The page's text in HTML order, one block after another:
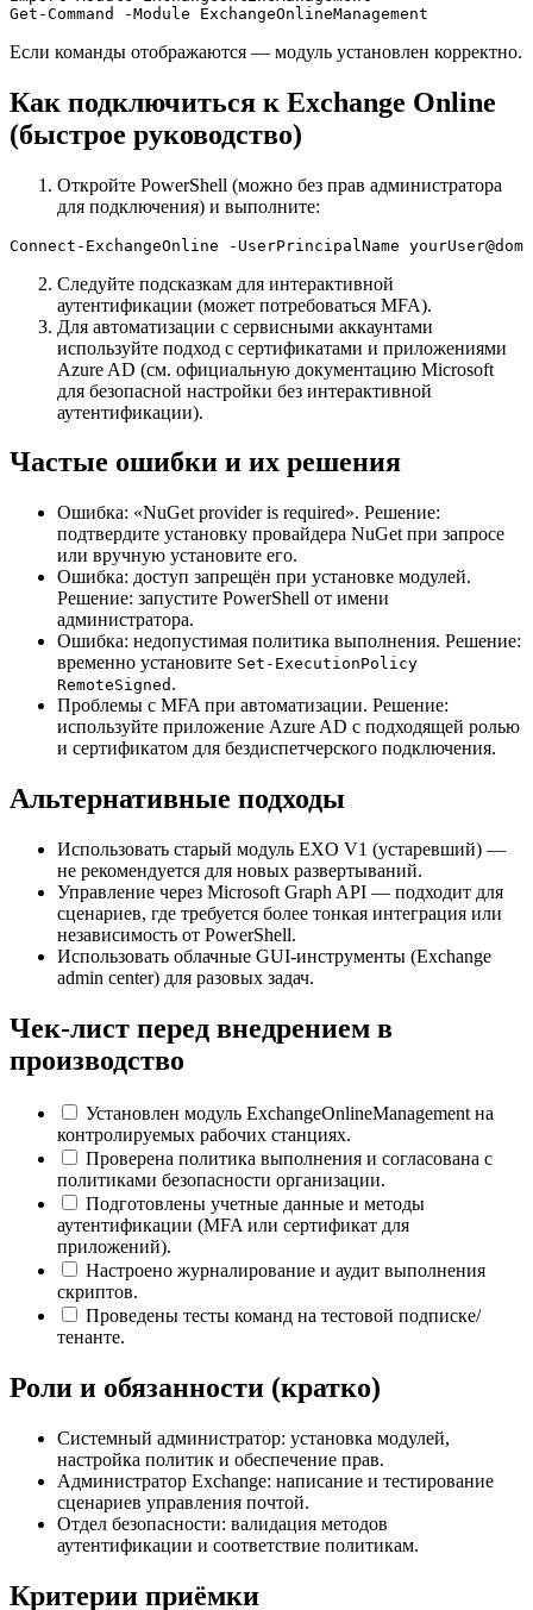
Get-Command -Module ExchangeOnlineManagement
Если команды отображаются — модуль установлен корректно.
Как подключиться к Exchange Online
(быстрое руководство)
Откройте PowerShell (можно без прав администратора
для подключения) и выполните:
Connect-ExchangeOnline -UserPrincipalName
Следуйте подсказкам для интерактивной
аутентификации (может потребоваться MFA).
Для автоматизации с сервисными аккаунтами
используйте подход с сертификатами и приложениями
Azure AD (см. официальную документацию Microsoft
для безопасной настройки без интерактивной
аутентификации).
Частые ошибки и их решения
Ошибка: «NuGet provider is required». Решение:
подтвердите установку провайдера NuGet при запросе
или вручную установите его.
Ошибка: доступ запрещён при установке модулей.
Решение: запустите PowerShell от имени
администратора.
Ошибка: недопустимая политика выполнения. Решение:
временно установите Set-ExecutionPolicy
RemoteSigned .
Проблемы с MFA при автоматизации. Решение:
используйте приложение Azure AD с подходящей ролью
и сертификатом для бездиспетчерского подключения.
Альтернативные подходы
Использовать старый модуль EXO V1 (устаревший) —
не рекомендуется для новых развертываний.
Управление через Microsoft Graph API — подходит для
сценариев, где требуется более тонкая интеграция или
независимость от PowerShell.
Использовать облачные GUI-инструменты (Exchange
admin center) для разовых задач.
Чек-лист перед внедрением в
производство
Установлен модуль ExchangeOnlineManagement на
контролируемых рабочих станциях.
Проверена политика выполнения и согласована с
политиками безопасности организации.
Подготовлены учетные данные и методы
аутентификации (MFA или сертификат для
приложений).
Настроено журналирование и аудит выполнения
скриптов.
Проведены тесты команд на тестовой подписке/
тенанте.
Роли и обязанности (кратко)
Системный администратор: установка модулей,
настройка политик и обеспечение прав.
Администратор Exchange: написание и тестирование
сценариев управления почтой.
Отдел безопасности: валидация методов
аутентификации и соответствие политикам.
Критерии приёмки